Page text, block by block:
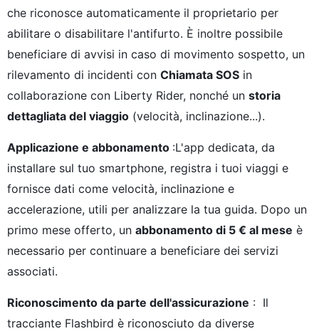
che riconosce automaticamente il proprietario per
abilitare o disabilitare l'antifurto. È inoltre possibile
beneficiare di avvisi in caso di movimento sospetto, un
rilevamento di incidenti con Chiamata SOS in
collaborazione con Liberty Rider, nonché un storia
dettagliata del viaggio (velocità, inclinazione...).
Applicazione e abbonamento :L'app dedicata, da
installare sul tuo smartphone, registra i tuoi viaggi e
fornisce dati come velocità, inclinazione e
accelerazione, utili per analizzare la tua guida. Dopo un
primo mese offerto, un abbonamento di 5 € al mese è
necessario per continuare a beneficiare dei servizi
associati.
Riconoscimento da parte dell'assicurazione : Il
tracciante Flashbird è riconosciuto da diverse